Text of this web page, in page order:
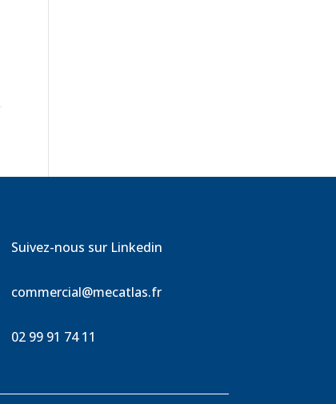
Suivez-nous sur Linkedin
commercial@mecatlas.fr
02 99 91 74 11